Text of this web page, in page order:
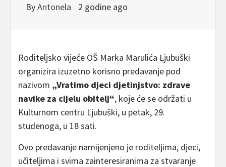
ByAntonela 2 godine ago
Roditeljsko vijeće OŠ Marka Marulića Ljubuški
organizira izuzetno korisno predavanje pod
nazivom „Vratimo djeci djetinjstvo: zdrave
navike za cijelu obitelj“, koje će se održati u
Kulturnom centru Ljubuški, u petak, 29.
studenoga, u 18 sati.
Ovo predavanje namijenjeno je roditeljima, djeci,
učiteljima i svima zainteresiranima za stvaranje